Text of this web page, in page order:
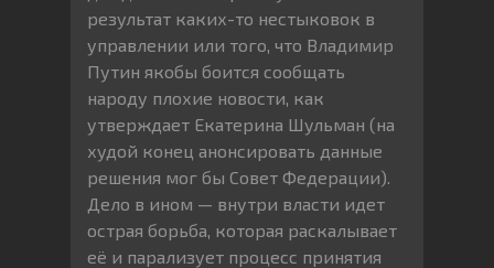
результат каких-то нестыковок в
управлении или того, что Владимир
Путин якобы боится сообщать
народу плохие новости, как
утверждает Екатерина Шульман (на
худой конец анонсировать данные
решения мог бы Совет Федерации).
Дело в ином — внутри власти идет
острая борьба, которая раскалывает
её и парализует процесс принятия